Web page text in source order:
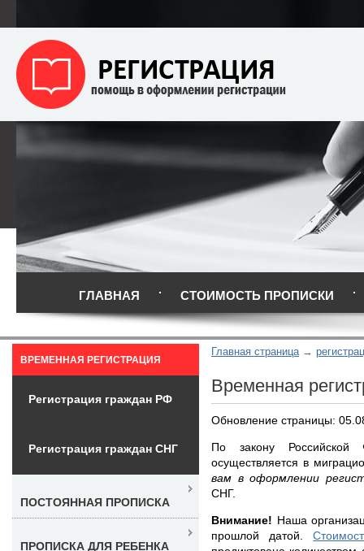
ГЛАВНАЯ СТОИМОСТЬ ПРОПИСКИ
Главная страница
Временная
Обновление страницы:
По закону Российской
осуществляется в
вам в оформлении
СНГ.
Внимание! Наша
прошлой датой.
ВРЕМЕННАЯ РЕГИСТРАЦИЯ
Регистрация граждан РФ
Регистрация граждан СНГ
ПОСТОЯННАЯ ПРОПИСКА
ПРОПИСКА ДЛЯ РЕБЕНКА